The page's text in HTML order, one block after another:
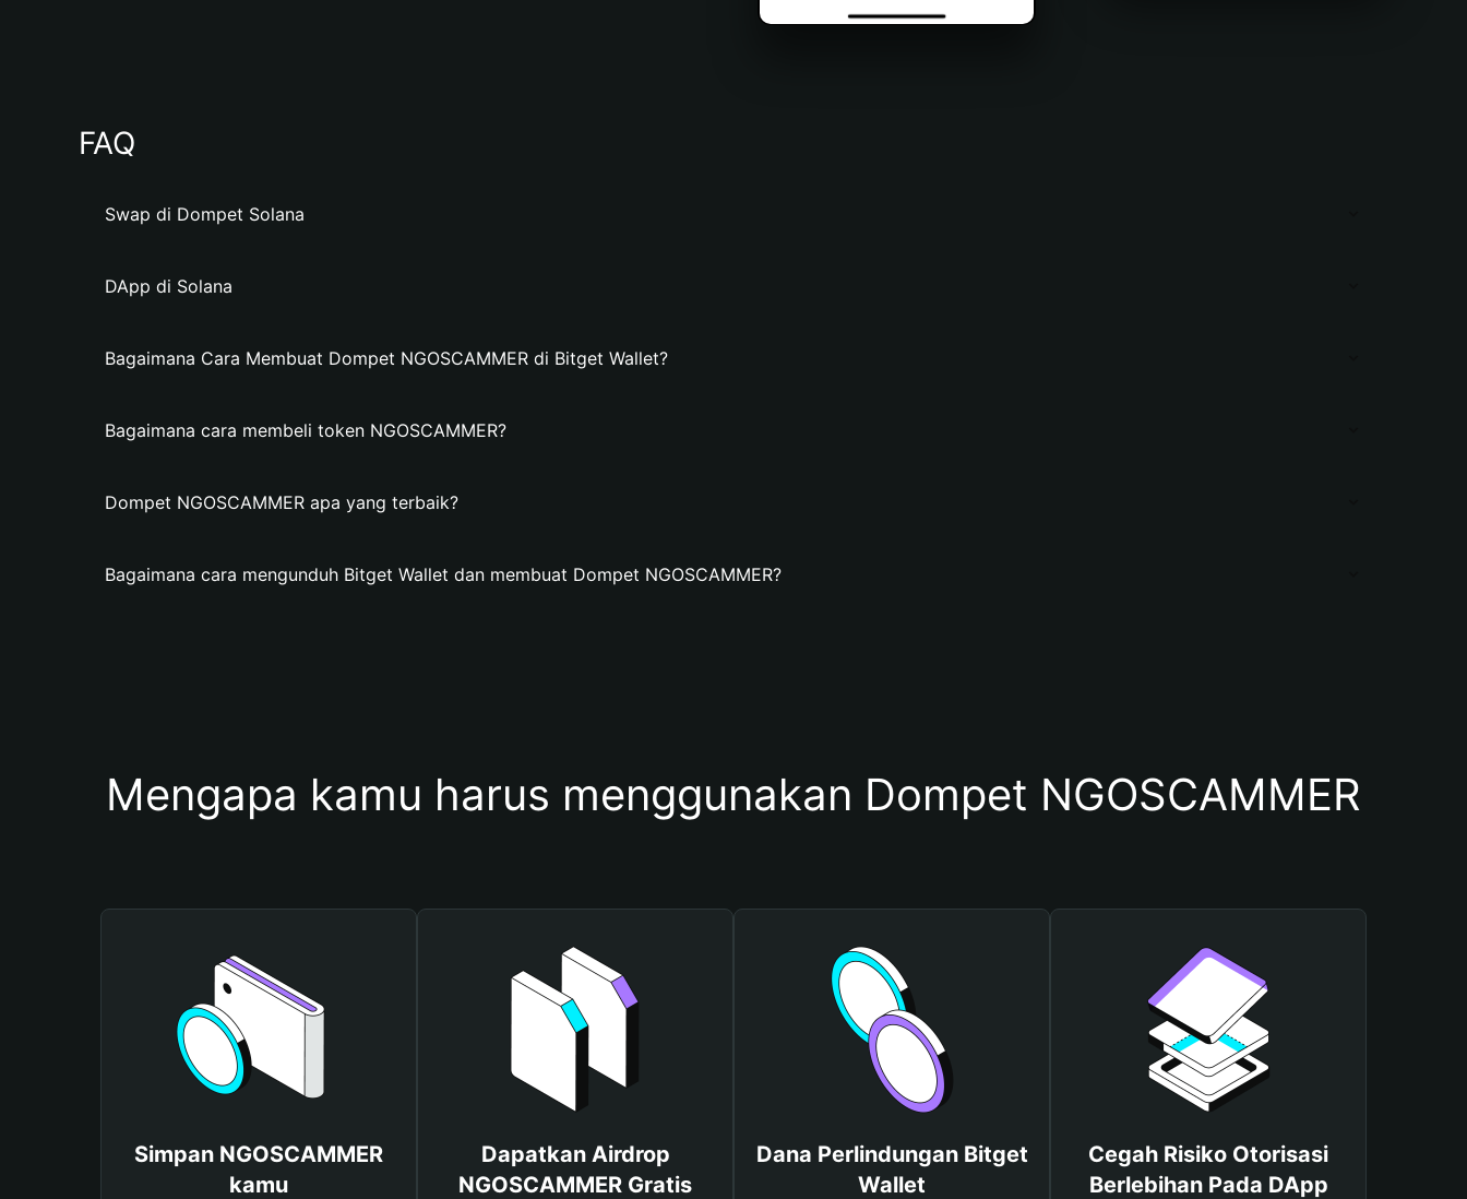
FAQ
Swap di Dompet Solana
DApp di Solana
Bagaimana Cara Membuat Dompet NGOSCAMMER di Bitget Wallet?
Bagaimana cara membeli token NGOSCAMMER?
Dompet NGOSCAMMER apa yang terbaik?
Bagaimana cara mengunduh Bitget Wallet dan membuat Dompet NGOSCAMMER?
Mengapa kamu harus menggunakan Dompet NGOSCAMMER
Simpan NGOSCAMMER
kamu
Dapatkan Airdrop
NGOSCAMMER Gratis
Dana Perlindungan Bitget
Wallet
Cegah Risiko Otorisasi
Berlebihan Pada DApp